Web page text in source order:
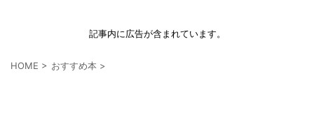
記事内に広告が含まれています。
HOME > おすすめ本 >